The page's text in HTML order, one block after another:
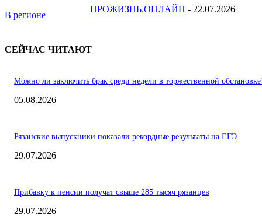
В регионе
ПРОЖИЗНЬ.ОНЛАЙН - 22.07.2026
СЕЙЧАС ЧИТАЮТ
Можно ли заключить брак среди недели в торжественной
05.08.2026
Рязанские выпускники показали рекордные результаты на ЕГЭ
29.07.2026
Прибавку к пенсии получат свыше 285 тысяч рязанцев
29.07.2026